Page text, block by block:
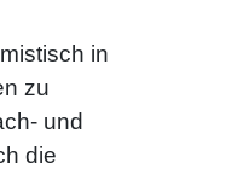
in
zu
und
die